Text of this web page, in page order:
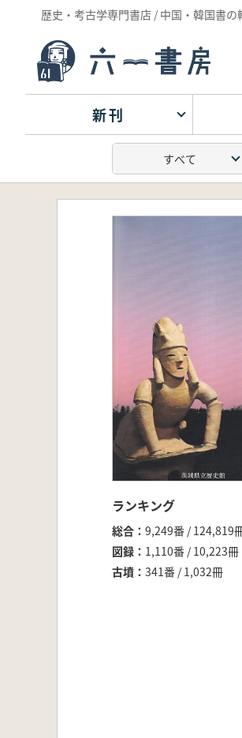
歴史・考古学専門書店 / 中国・韓国書
新刊
ランキング
総合
9,249番 / 124,819
図録
1,110番 / 10,223冊
古墳
341番 / 1,032冊